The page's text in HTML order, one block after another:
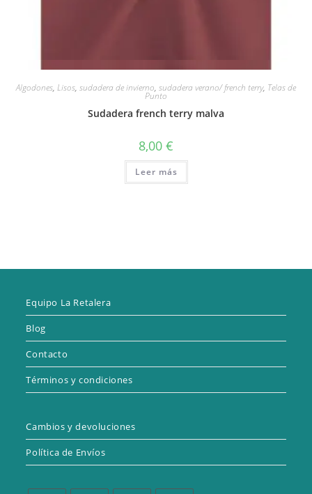
Vista rápida
Algodones, Lisos, sudadera de invierno, sudadera verano/ french terry, Telas de
Punto
Sudadera french terry malva
8,00 €
Leer más
Equipo La Retalera
Blog
Contacto
Términos y condiciones
Cambios y devoluciones
Política de Envíos